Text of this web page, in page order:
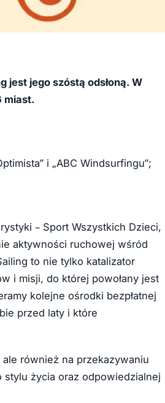
jest jego szóstą odsłoną. W
miast.
i „ABC Windsurfingu”;
– Sport Wszystkich Dzieci,
aktywności ruchowej wśród
to nie tylko katalizator
i misji, do której powołany jest
kolejne ośrodki bezpłatnej
przed laty i które
również na przekazywaniu
życia oraz odpowiedzialnej